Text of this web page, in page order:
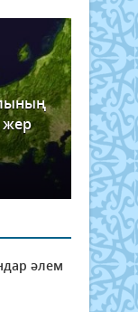
жер
әлем